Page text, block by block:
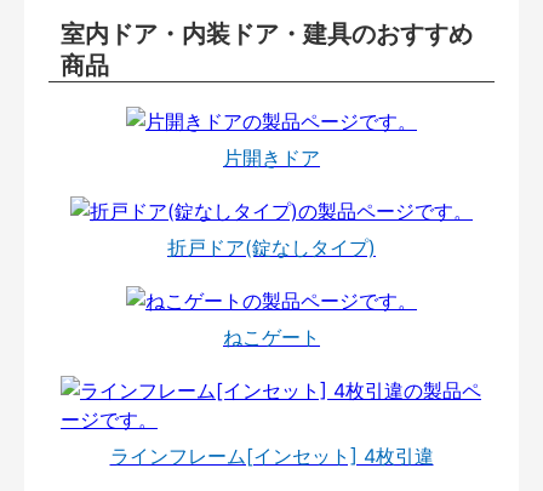
室内ドア・内装ドア・建具のおすすめ
商品
片開きドア
折戸ドア(錠なしタイプ)
ねこゲート
ラインフレーム[インセット] 4枚引違